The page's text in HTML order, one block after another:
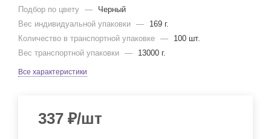
Подбор по цвету —
Черный
Вес индивидуальной упаковки —
169 г.
Количество в транспортной упаковке —
100 шт.
Вес транспортной упаковки — 13000 г.
Все характеристики
337 ₽/шт